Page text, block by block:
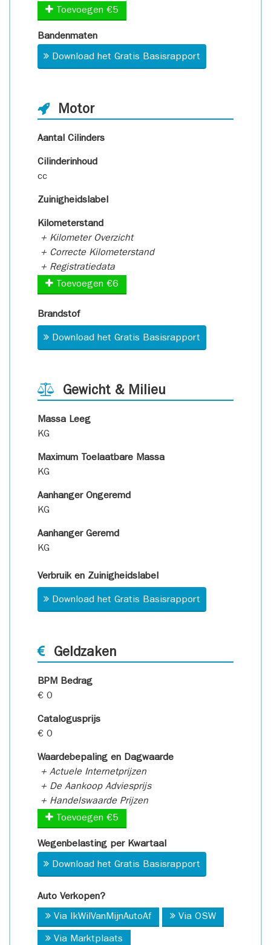
Toevoegen €5
Bandenmaten
Download het Gratis Basisrapport
Motor
Aantal Cilinders
Cilinderinhoud
cc
Zuinigheidslabel
Kilometerstand
+ Kilometer Overzicht
+ Correcte Kilometerstand
+ Registratiedata
Toevoegen €6
Brandstof
Download het Gratis Basisrapport
Gewicht & Milieu
Massa Leeg
KG
Maximum Toelaatbare Massa
KG
Aanhanger Ongeremd
KG
Aanhanger Geremd
KG
Verbruik en Zuinigheidslabel
Download het Gratis Basisrapport
Geldzaken
BPM Bedrag
€ 0
Catalogusprijs
€ 0
Waardebepaling en Dagwaarde
+ Actuele Internetprijzen
+ De Aankoop Adviesprijs
+ Handelswaarde Prijzen
Toevoegen €5
Wegenbelasting per Kwartaal
Download het Gratis Basisrapport
Auto Verkopen?
Via IkWilVanMijnAutoAf Via OSW
Via Marktplaats